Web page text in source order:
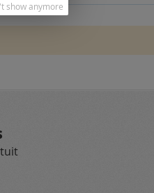
show anymore